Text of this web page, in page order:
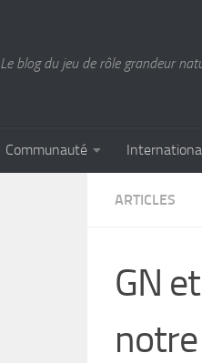
Le blog du jeu de rôle grandeur
Communauté
ARTICLES
GN